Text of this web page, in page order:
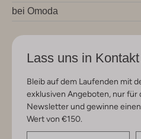
bei Omoda
Lass uns in
Bleib auf dem Laufenden mit
exklusiven Angeboten, nur für
Newsletter und gewinne
Wert von €150.